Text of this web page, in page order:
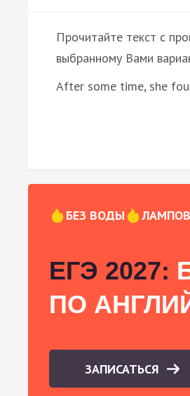
Прочитайте текст с
выбранному Вами
After some time, she
БЕЗ ВОДЫ
ЕГЭ 2027:
ПО
ЗАПИСАТЬСЯ